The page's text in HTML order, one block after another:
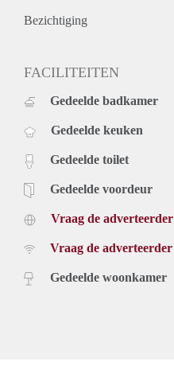
Bezichtiging
FACILITEITEN
Gedeelde badkamer
Gedeelde keuken
Gedeelde toilet
Gedeelde voordeur
Vraag de adverteerder
Vraag de adverteerder
Gedeelde woonkamer